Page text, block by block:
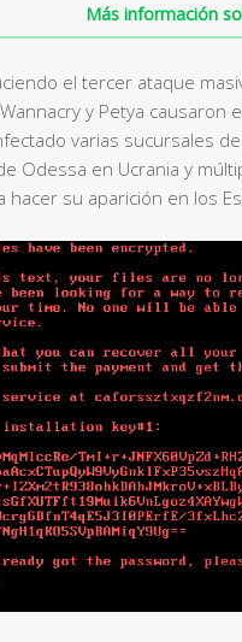
Más información
el tercer ataque
y Petya causaron
varias sucursales
Odessa en Ucrania y
hacer su aparición en los